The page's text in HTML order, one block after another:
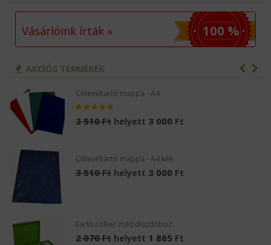
Vásárlóink írták » 100 %
AKCIÓS TERMÉKEK
Oklevéltartó mappa - A4
3 510 Ft helyett 3 000 Ft
Oklevéltartó mappa - A4 kék
3 510 Ft helyett 3 000 Ft
Earth collier zöld díszdoboz
2 070 Ft helyett 1 865 Ft